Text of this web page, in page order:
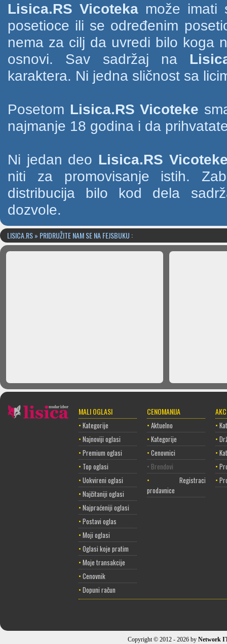
Lisica.RS Vicotekamože imati
posetioce ili se određenim
nema za cilj da uvredi bilo koga
osnovi. Sav sadržaj na
karaktera. Ni jedna sličnost sa
Posetom Lisica.RS Vicoteke
najmanje 18 godina i da
Ni jedan deo Lisica.RS
niti za promovisanje istih.
distribucija bilo kod dela
dozvole.
LISICA.RS » PRIDRUŽITE NAM SE NA FEJSBUKU :
MALI OGLASI
• Kategorije
• Najnoviji oglasi
• Premium oglasi
• Top oglasi
• Uokvireni oglasi
• Najčitaniji oglasi
• Najpraćeniji oglasi
• Postavi oglas
• Moji oglasi
• Oglasi koje pratim
• Moje transakcije
• Cenovnik
• Dopuni račun
CENOMANIJA
• Aktuelno
• Kategorije
• Cenovnici
• Brendovi
• Registracija
prodavnice
•
•
•
•
•
Copyright © 2012 - 2026 by Network